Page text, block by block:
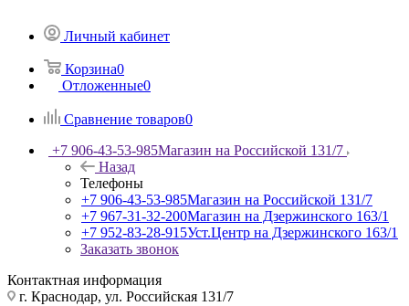
Личный кабинет
Корзина0
Отложенные0
Сравнение товаров0
+7 906-43-53-985Магазин на Российской 131/7
Назад
Телефоны
+7 906-43-53-985Магазин на Российской 131/7
+7 967-31-32-200Магазин на Дзержинского 163/1
+7 952-83-28-915Уст.Центр на Дзержинского 163/1
Заказать звонок
Контактная информация
г. Краснодар, ул. Российская 131/7